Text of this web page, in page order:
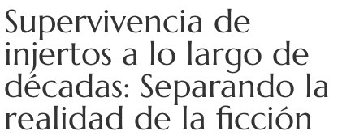
Supervivencia de
injertos a lo largo de
décadas: Separando la
realidad de la ficción